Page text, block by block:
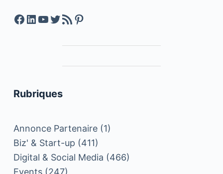
Facebook
LinkedIn
YouTube
Twitter
Feed RSSPinterest
Rubriques
Annonce Partenaire(1)
Biz' & Start-up (411)
Digital & Social Media (466)
Events(247)